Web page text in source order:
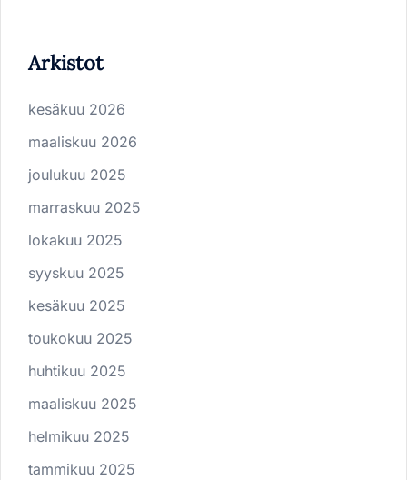
Arkistot
kesäkuu 2026
maaliskuu 2026
joulukuu 2025
marraskuu 2025
lokakuu 2025
syyskuu 2025
kesäkuu 2025
toukokuu 2025
huhtikuu 2025
maaliskuu 2025
helmikuu 2025
tammikuu 2025